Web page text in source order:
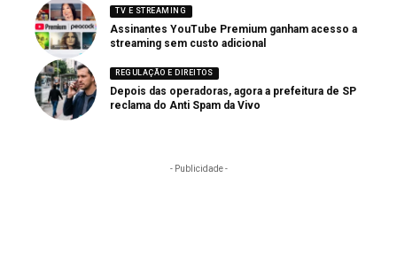
TV E STREAMING
Assinantes YouTube Premium ganham acesso a
streaming sem custo adicional
REGULAÇÃO E DIREITOS
Depois das operadoras, agora a prefeitura de SP
reclama do Anti Spam da Vivo
- Publicidade -